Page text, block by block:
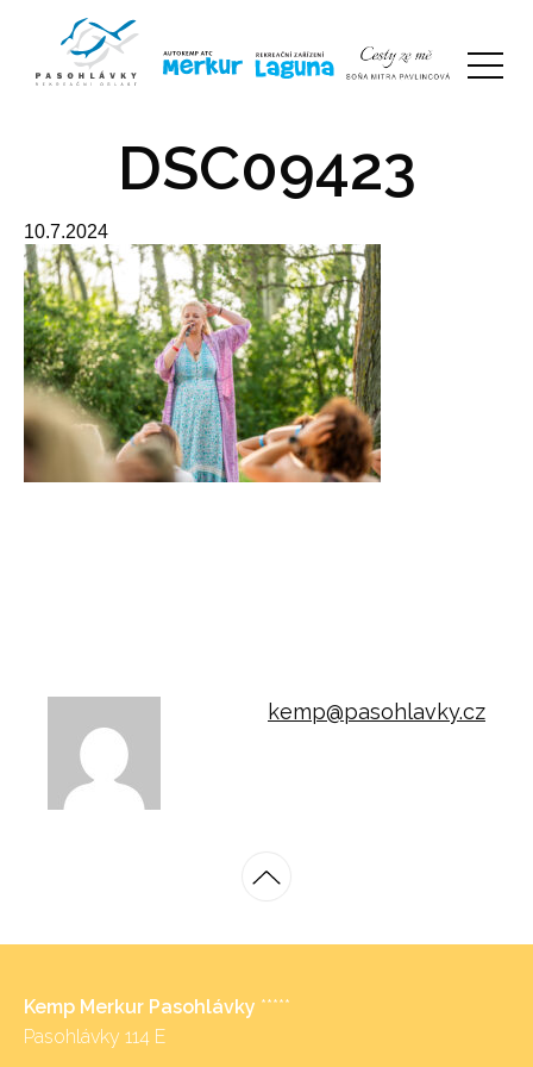
DSC09423
10.7.2024
kemp@pasohlavky.cz
Kemp Merkur Pasohlávky *****
Pasohlávky 114 E